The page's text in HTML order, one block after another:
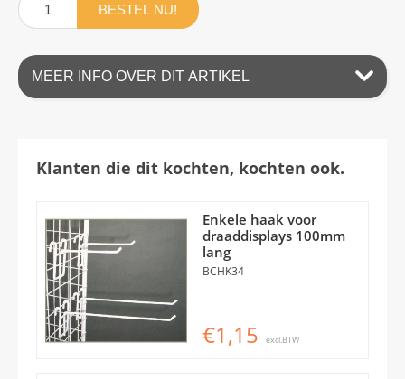
BESTEL NU!
MEER INFO OVER DIT ARTIKEL
Klanten die dit kochten, kochten ook.
Enkele haak voor
draaddisplays 100mm
lang
BCHK34
€1,15 excl.BTW